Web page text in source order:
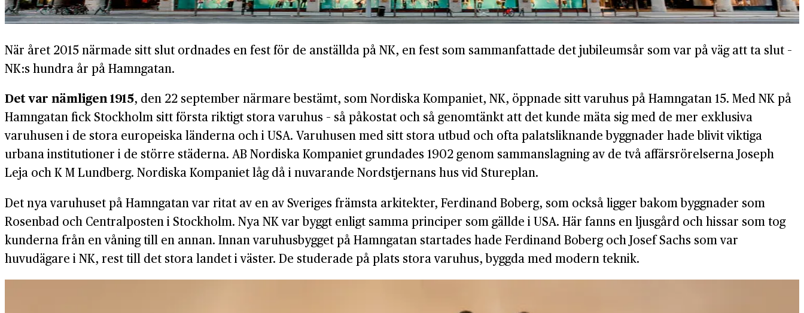
När året 2015 närmade sitt slut ordnades en fest för de anställda på NK, en fest som sammanfattade det jubileumsår som var på väg att ta slut –
NK:s hundra år på Hamngatan.
Det var nämligen 1915, den 22 september närmare bestämt, som Nordiska Kompaniet, NK, öppnade sitt varuhus på Hamngatan 15. Med NK på
Hamngatan fick Stockholm sitt första riktigt stora varuhus – så påkostat och så genomtänkt att det kunde mäta sig med de mer exklusiva
varuhusen i de stora europeiska länderna och i USA. Varuhusen med sitt stora utbud och ofta palatsliknande byggnader hade blivit viktiga
urbana institutioner i de större städerna. AB Nordiska Kompaniet grundades 1902 genom sammanslagning av de två affärsrörelserna Joseph
Leja och K M Lundberg. Nordiska Kompaniet låg då i nuvarande Nordstjernans hus vid Stureplan.
Det nya varuhuset på Hamngatan var ritat av en av Sveriges främsta arkitekter, Ferdinand Boberg, som också ligger bakom byggnader som
Rosenbad och Centralposten i Stockholm. Nya NK var byggt enligt samma principer som gällde i USA. Här fanns en ljusgård och hissar som tog
kunderna från en våning till en annan. Innan varuhusbygget på Hamngatan startades hade Ferdinand Boberg och Josef Sachs som var
huvudägare i NK, rest till det stora landet i väster. De studerade på plats stora varuhus, byggda med modern teknik.